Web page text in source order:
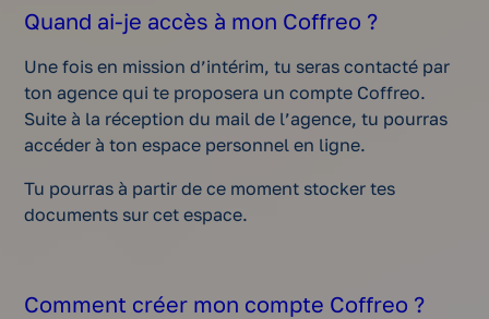
Quand ai-je accès à mon Coffreo ?
Une fois en mission d’intérim, tu seras contacté par
ton agence qui te proposera un compte Coffreo.
Suite à la réception du mail de l’agence, tu pourras
accéder à ton espace personnel en ligne.
Tu pourras à partir de ce moment stocker tes
documents sur cet espace.
Comment créer mon compte Coffreo ?